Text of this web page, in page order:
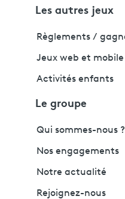
Les autres jeux
Règlements /
Jeux web et mobile
Activités enfants
Le groupe
Qui sommes-nous ?
Nos engagements
Notre actualité
Rejoignez-nous